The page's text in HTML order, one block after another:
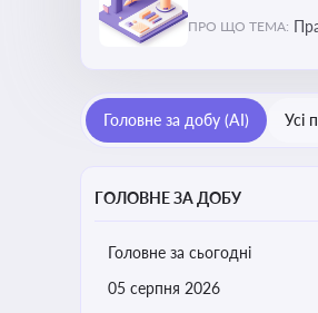
ПРО ЩО ТЕМА:
Головне за добу (AI) Усі
ГОЛОВНЕ ЗА ДОБУ
Головне за сьогодні
05 серпня 2026